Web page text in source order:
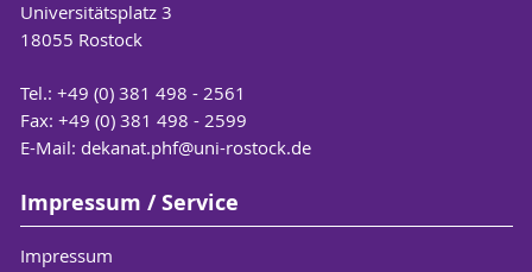
Universitätsplatz 3
18055 Rostock
Tel.: +49 (0) 381 498 - 2561
Fax: +49 (0) 381 498 - 2599
E-Mail: dekanat.phf@uni-rostock.de
Impressum / Service
Impressum